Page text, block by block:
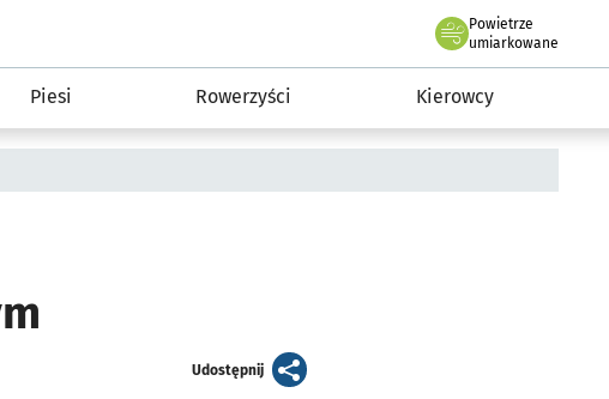
Komunikacja
Powietrze
we Wrocławiu
umiarkowane
Piesi Rowerzyści Kierowcy
Udostępnijartykuł